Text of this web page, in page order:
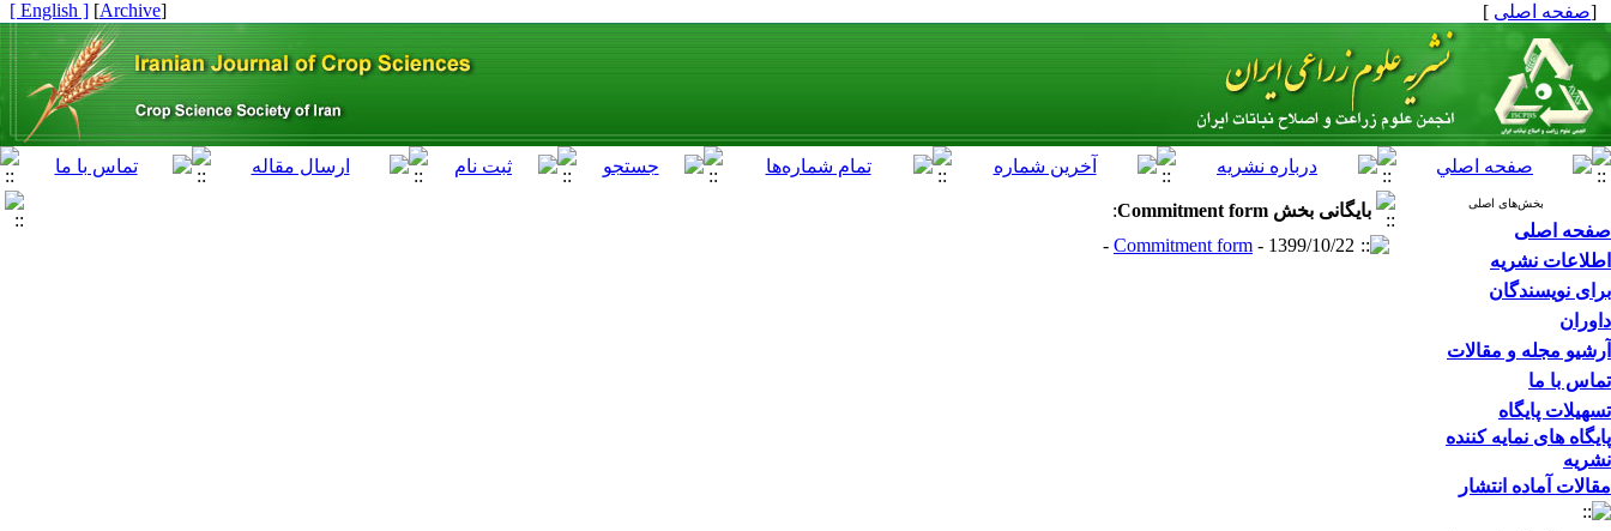
[صفحه اصلی ]
[
Archive
]
[ English ]
بخش‌های اصلی
صفحه اصلی
اطلاعات نشریه
برای نویسندگان
داوران
آرشیو مجله و مقالات
تماس با ما
تسهیلات پایگاه
پایگاه های نمایه کننده
نشریه
مقالات آماده انتشار
بایگانی بخش Commitment form
:
Commitment form - 1399/10/22 -